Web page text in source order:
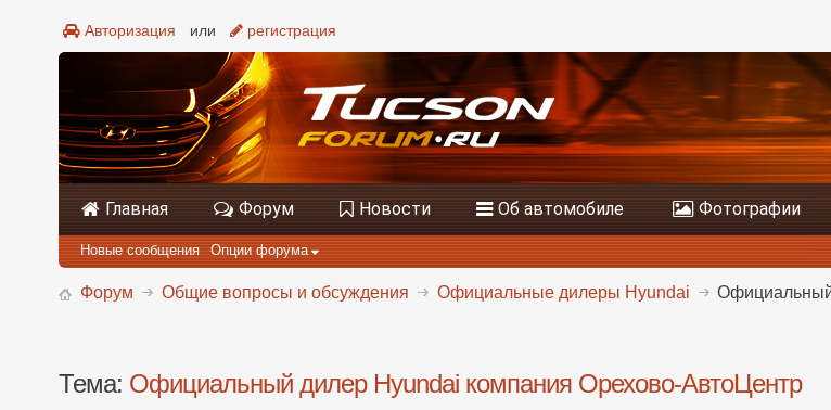
Авторизация или регистрация
Главная Форум Новости Об автомобиле Фотографии
Новые сообщения Опции форума
Форум Общие вопросы и обсуждения Официальные дилеры Hyundai
Тема: Официальный дилер Hyundai компания Орехово-АвтоЦентр